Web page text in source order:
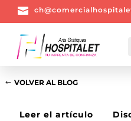

VOLVER AL BLOG
Leer el artículo